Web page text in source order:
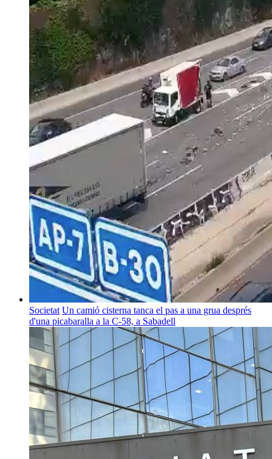
Societat Un camió cisterna tanca el pas a una grua després
d'una picabaralla a la C-58, a Sabadell